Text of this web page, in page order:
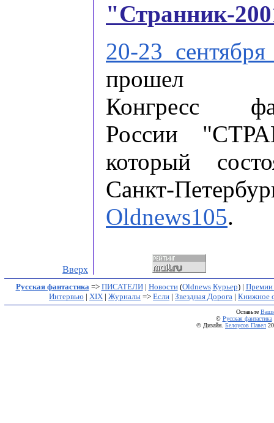
"Странник-
20-23
прошел
Конгресс
России
который
Санкт-
Oldnews105.
Вверх
Русская фантастика=> ПИСАТЕЛИ| Новости(Oldnews Курьер) |
Интервью | XIX | Журналы => Если | Звездная Дорога | Книжное
Оставьте
© Русская фантастика
© Дизайн. Белоусов Павел